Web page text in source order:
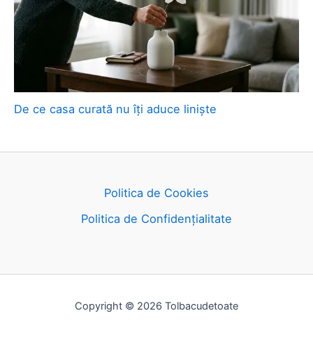
De ce casa curată nu îți aduce liniște
Politica de Cookies
Politica de Confidențialitate
Copyright © 2026 Tolbacudetoate